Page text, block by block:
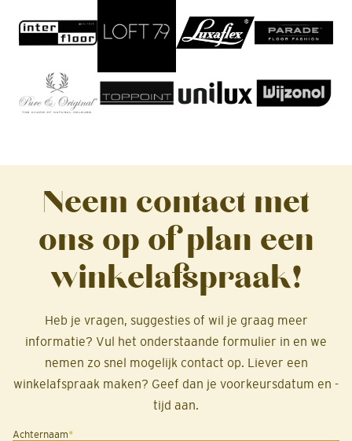
Neem contact met
ons op of plan een
winkelafspraak!
Heb je vragen, suggesties of wil je graag meer
informatie? Vul het onderstaande formulier in en we
nemen zo snel mogelijk contact op. Liever een
winkelafspraak maken? Geef dan je voorkeursdatum en -
tijd aan.
Achternaam*